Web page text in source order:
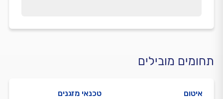
תחומים מובילים
איטום טכנאי מזגנים